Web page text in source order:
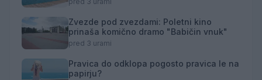
Zvezde pod zvezdami: Poletni kino
prinaša komično dramo "Babičin vnuk"
pred 3 urami
Pravica do odklopa pogosto pravica le na
papirju?